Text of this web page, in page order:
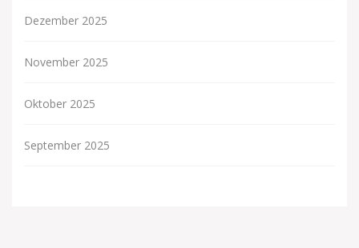
Dezember 2025
November 2025
Oktober 2025
September 2025